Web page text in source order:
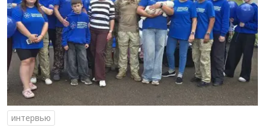
интервью